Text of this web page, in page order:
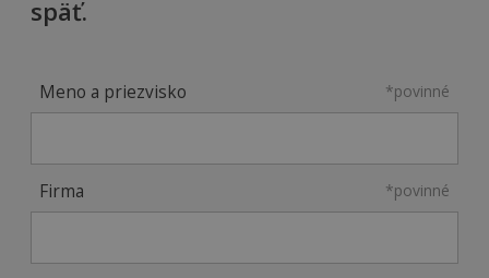
späť.
Meno a priezvisko *povinné
Firma *povinné